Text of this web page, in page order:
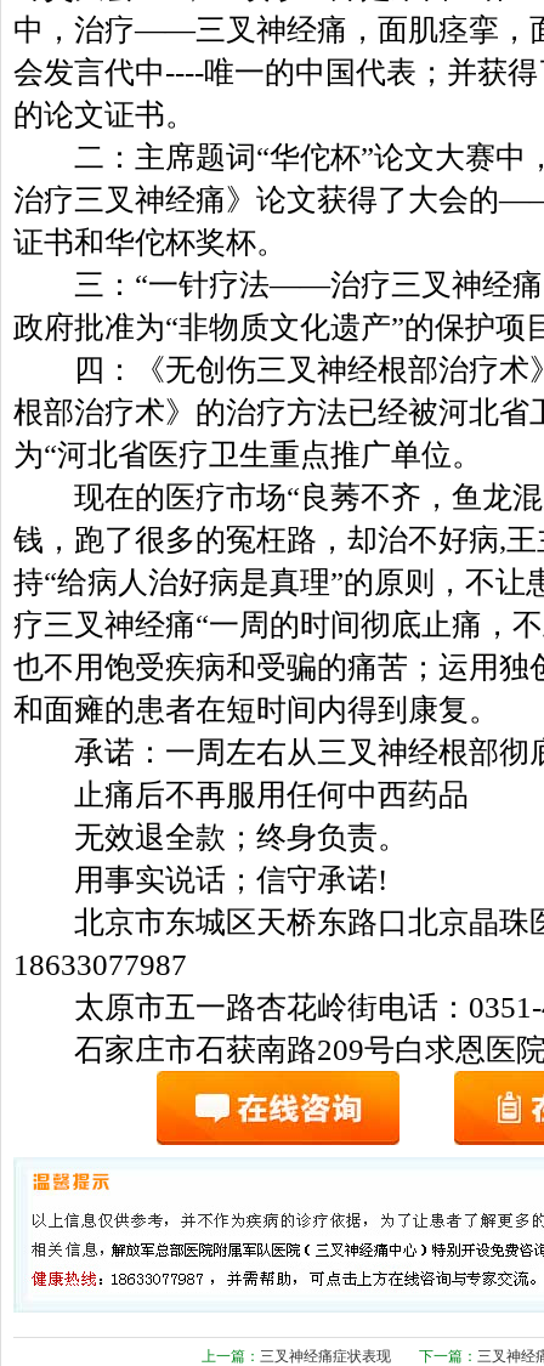
中，治疗——三叉神经痛，面肌痉挛，
会发言代中----唯一的中国代表；并获
的论文证书。
二：主席题词“华佗杯”论文大赛中
治疗三叉神经痛》论文获得了大会的
证书和华佗杯奖杯。
三：“一针疗法——治疗三叉神经痛
政府批准为“非物质文化遗产”的保护项
四：《无创伤三叉神经根部治疗术
根部治疗术》的治疗方法已经被河北省
为“河北省医疗卫生重点推广单位。
现在的医疗市场“良莠不齐，鱼龙混
钱，跑了很多的冤枉路，却治不好病,
持“给病人治好病是真理”的原则，不让
疗三叉神经痛“一周的时间彻底止痛，
也不用饱受疾病和受骗的痛苦；运用独
和面瘫的患者在短时间内得到康复。
承诺：一周左右从三叉神经根部彻
止痛后不再服用任何中西药品
无效退全款；终身负责。
用事实说话；信守承诺!
北京市东城区天桥东路口北京晶珠
18633077987
太原市五一路杏花岭街电话：0351-
石家庄市石获南路209号白求恩医院
上一篇： 三叉神经痛症状表现 下一篇： 三叉神经